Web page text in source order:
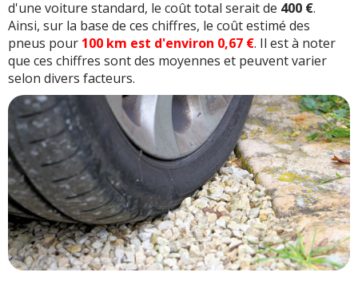
d'une voiture standard, le coût total serait de 400 €.
Ainsi, sur la base de ces chiffres, le coût estimé des
pneus pour 100 km est d'environ 0,67 €. Il est à noter
que ces chiffres sont des moyennes et peuvent varier
selon divers facteurs.